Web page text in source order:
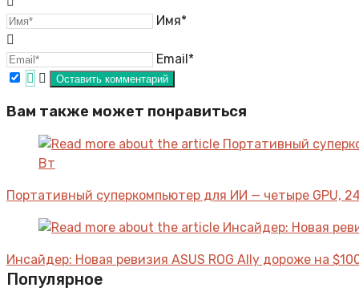
Имя*
Email*
Вам также может понравиться
Портативный суперкомпьютер для ИИ — четыре GPU,
Инсайдер: Новая ревизия ASUS ROG Ally дороже на
Популярное